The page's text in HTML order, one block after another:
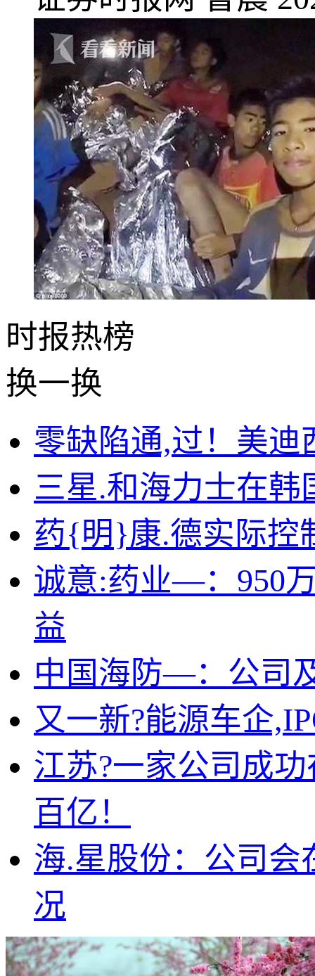
时报热榜
换一换
零缺陷通,过！美迪
三星.和海力士在韩
药{明}康.德实际控
诚意:药业—：950
益
中国海防—：公司
又一新?能源车企
江苏?一家公司成
百亿！
海.星股份：公司
况